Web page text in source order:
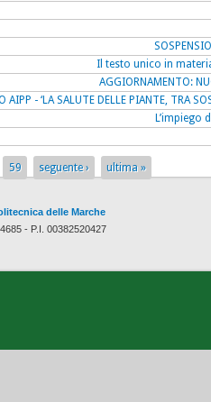
Il testo unico in
AGGIORNAMENTO:
AIPP - ‘LA SALUTE DELLE PIANTE, TRA
L’impiego
59 seguente › ultima »
delle Marche
- P.I. 00382520427